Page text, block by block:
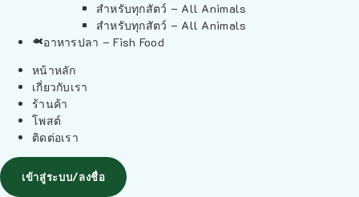
สำหรับทุกสัตว์ – All Animals
สำหรับทุกสัตว์ – All Animals
อาหารปลา – Fish Food
หน้าหลัก
เกี่ยวกับเรา
ร้านค้า
โพสต์
ติดต่อเรา
เข้าสู่ระบบ/ลงชื่อ